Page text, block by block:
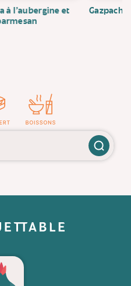
à l'aubergine et